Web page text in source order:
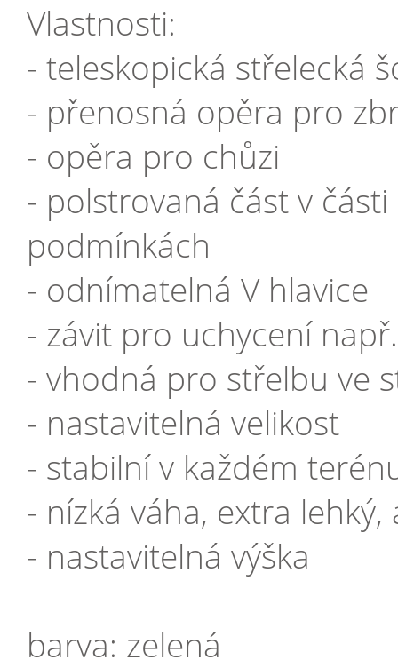
Vlastnosti:
- teleskopická střelecká
- přenosná opěra pro
- opěra pro chůzi
- polstrovaná část v
podmínkách
- odnímatelná V hlavice
- závit pro uchycení
- vhodná pro střelbu ve
- nastavitelná velikost
- stabilní v každém
- nízká váha, extra
- nastavitelná výška
barva: zelená